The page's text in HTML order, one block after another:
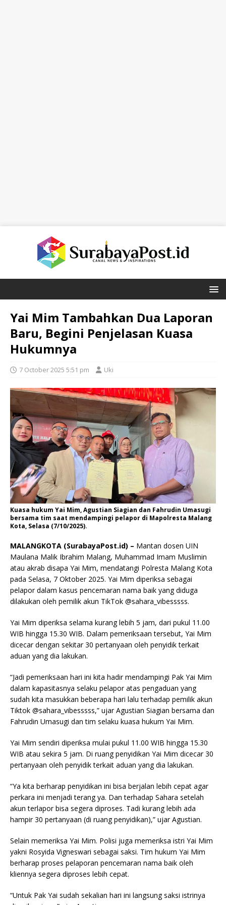
Yai Mim Tambahkan Dua Laporan
Baru, Begini Penjelasan Kuasa
Hukumnya
7 October 2025 5:51 pm Uki
Kuasa hukum Yai Mim, Agustian Siagian dan Fahrudin Umasugi
bersama tim saat mendampingi pelapor di Mapolresta Malang
Kota, Selasa (7/10/2025).
MALANGKOTA (SurabayaPost.id) – Mantan dosen UIN
Maulana Malik Ibrahim Malang, Muhammad Imam Muslimin
atau akrab disapa Yai Mim, mendatangi Polresta Malang Kota
pada Selasa, 7 Oktober 2025. Yai Mim diperiksa sebagai
pelapor dalam kasus pencemaran nama baik yang diduga
dilakukan oleh pemilik akun TikTok @sahara_vibesssss.
Yai Mim diperiksa selama kurang lebih 5 jam, dari pukul 11.00
WIB hingga 15.30 WIB. Dalam pemeriksaan tersebut, Yai Mim
dicecar dengan sekitar 30 pertanyaan oleh penyidik terkait
aduan yang dia lakukan.
“Jadi pemeriksaan hari ini kita hadir mendampingi Pak Yai Mim
dalam kapasitasnya selaku pelapor atas pengaduan yang
sudah kita masukkan beberapa hari lalu terhadap pemilik akun
Tiktok @sahara_vibesssss,” ujar Agustian Siagian bersama dan
Fahrudin Umasugi dan tim selaku kuasa hukum Yai Mim.
Yai Mim sendiri diperiksa mulai pukul 11.00 WIB hingga 15.30
WIB atau sekira 5 jam. Di ruang penyidikan Yai Mim dicecar 30
pertanyaan oleh penyidik terkait aduan yang dia lakukan.
“Ya kita berharap penyidikan ini bisa berjalan lebih cepat agar
perkara ini menjadi terang ya. Dan terhadap Sahara setelah
akun terlapor bisa segera diproses. Tadi kurang lebih ada
hampir 30 pertanyaan (di ruang penyidikan),” ujar Agustian.
Selain memeriksa Yai Mim. Polisi juga memeriksa istri Yai Mim
yakni Rosyida Vigneswari sebagai saksi. Tim hukum Yai Mim
berharap proses pelaporan pencemaran nama baik oleh
kliennya segera diproses lebih cepat.
“Untuk Pak Yai sudah sekalian hari ini langsung saksi istrinya